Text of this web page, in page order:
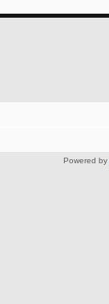
Powered by